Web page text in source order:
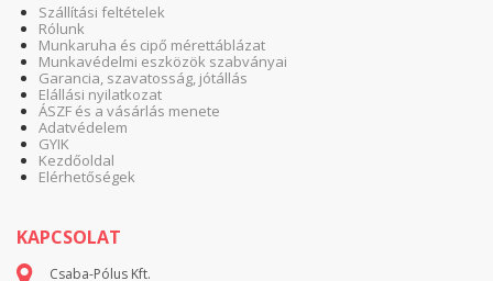
Szállítási feltételek
Rólunk
Munkaruha és cipő mérettáblázat
Munkavédelmi eszközök szabványai
Garancia, szavatosság, jótállás
Elállási nyilatkozat
ÁSZF és a vásárlás menete
Adatvédelem
GYIK
Kezdőoldal
Elérhetőségek
KAPCSOLAT
Csaba-Pólus Kft.